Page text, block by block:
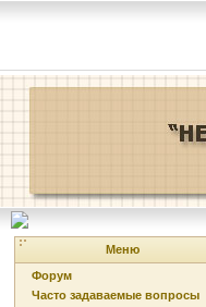
Меню
Форум
Часто задаваемые вопросы